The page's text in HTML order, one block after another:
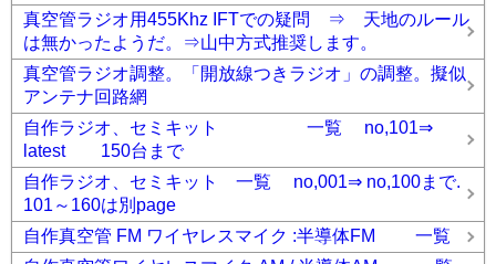
真空管ラジオ用455Khz IFTでの疑問 ⇒ 天地のルール
は無かったようだ。⇒山中方式推奨します。
真空管ラジオ調整。「開放線つきラジオ」の調整。擬似
アンテナ回路網
自作ラジオ、セミキット 一覧 no,101⇒
latest 150台まで
自作ラジオ、セミキット 一覧 no,001⇒ no,100まで.
101～160は別page
自作真空管 FM ワイヤレスマイク :半導体FM 一覧